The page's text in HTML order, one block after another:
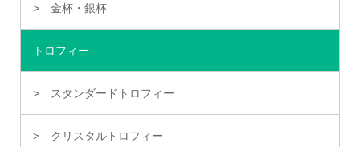
金杯・銀杯
トロフィー
スタンダードトロフィー
クリスタルトロフィー